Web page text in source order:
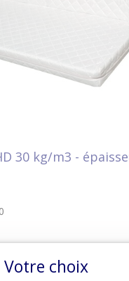
30 kg/m3 -
Votre choix